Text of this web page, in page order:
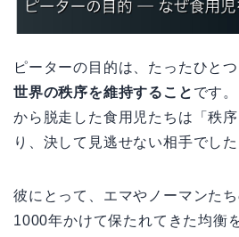
ピーターの目的は、たったひとつ
世界の秩序を維持すること です
から脱走した食用児たちは「秩
り、決して見逃せない相手でした
彼にとって、エマやノーマンたち
1000年かけて保たれてきた均衡